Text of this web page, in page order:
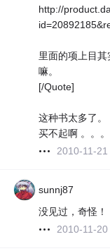
http://
里面的项上目
嘛。
[/Quote]
这种书太多了。
买不起啊 。。。
2010-11-21
sunnj87
没见过，奇怪！
2010-11-20